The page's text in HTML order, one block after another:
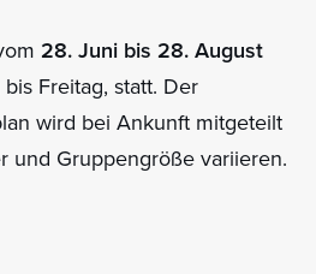
28. Juni bis 28. August
Freitag, statt. Der
wird bei Ankunft mitgeteilt
und Gruppengröße variieren.